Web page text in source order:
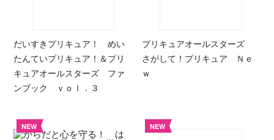
だいすきプリキュア！ めい
たんていプリキュア！＆プリ
キュアオールスターズ ファ
ンブック ｖｏｌ．３
プリキュアオールスターズ
さがして！プリキュア Ｎｅ
ｗ
NEW NEW